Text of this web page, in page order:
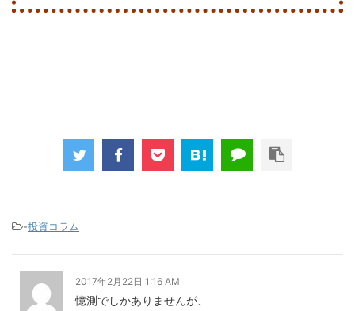
-投資コラム
2017年2月22日 1:16 AM
憶測でしかありませんが、